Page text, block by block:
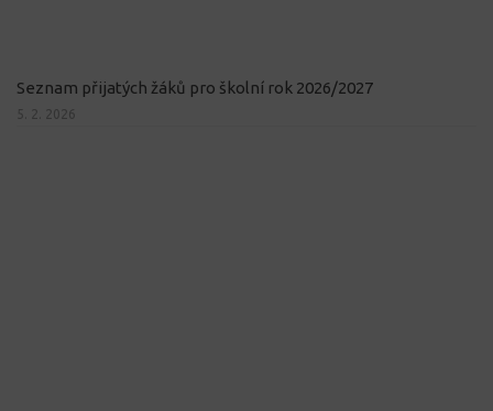
Seznam přijatých žáků pro školní rok 2026/2027
5. 2. 2026